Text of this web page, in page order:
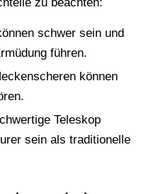
schwer sein und
führen.
können
Teleskop
sein als traditionelle